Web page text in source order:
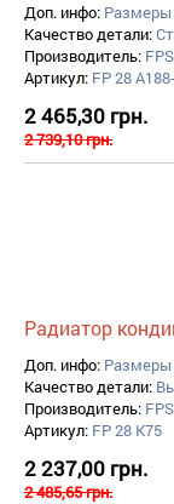
Доп. инфо: Размеры
Качество детали:
Производитель: FPS
Артикул: FP 28
2 465,30 грн.
2 739,10 грн.
Радиатор
Доп. инфо: Размеры
Качество детали:
Производитель: FPS
Артикул: FP 28 K75
2 237,00 грн.
2 485,65 грн.